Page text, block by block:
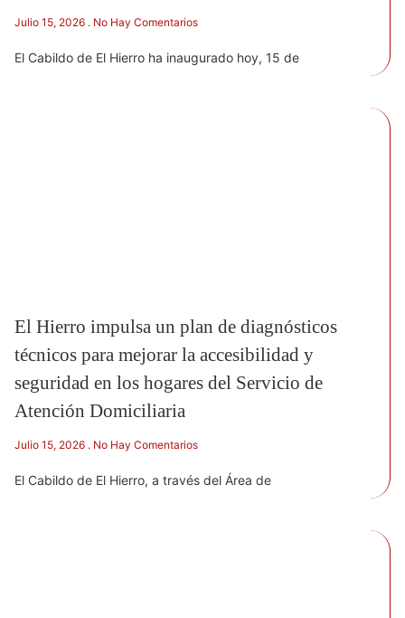
Julio 15, 2026 No Hay Comentarios
El Cabildo de El Hierro ha inaugurado hoy, 15 de
El Hierro impulsa un plan de diagnósticos
técnicos para mejorar la accesibilidad y
seguridad en los hogares del Servicio de
Atención Domiciliaria
Julio 15, 2026 No Hay Comentarios
El Cabildo de El Hierro, a través del Área de